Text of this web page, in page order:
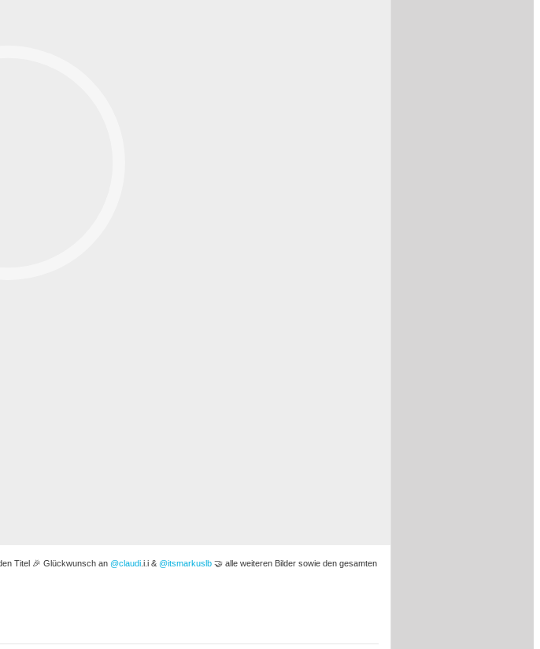
Titel 🎉 Glückwunsch an @claudi .i.i & @itsmarkuslb 🤝 alle weiteren Bilder sowie den gesamten